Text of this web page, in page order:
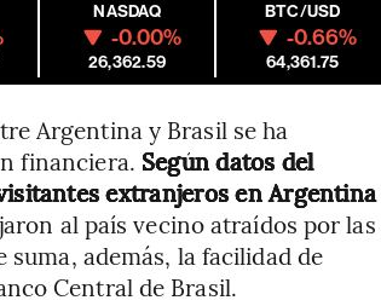
NASDAQ
-0.00%
26,362.59
BTC/USD
-0.66%
64,361.75
Argentina y Brasil se ha
financiera. Según datos del
extranjeros en Argentina
al país vecino atraídos por las
además, la facilidad de
Central de Brasil.